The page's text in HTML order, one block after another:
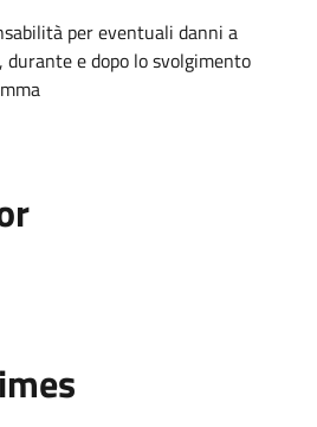
per eventuali danni a
durante e dopo lo svolgimento